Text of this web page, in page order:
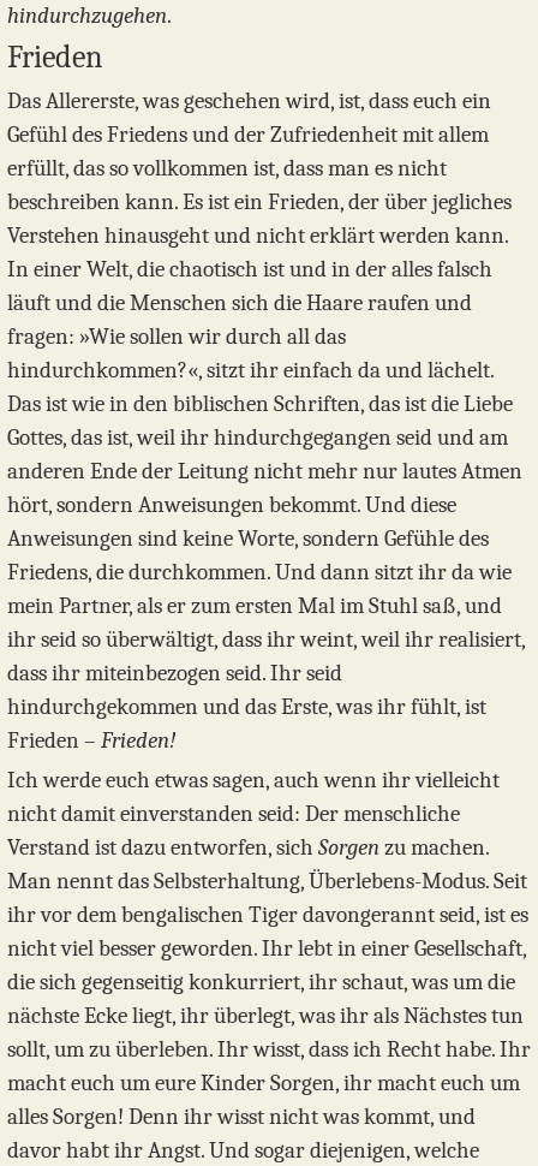
hindurchzugehen.
Frieden
Das Allererste, was geschehen wird, ist, dass euch ein
Gefühl des Friedens und der Zufriedenheit mit allem
erfüllt, das so vollkommen ist, dass man es nicht
beschreiben kann. Es ist ein Frieden, der über jegliches
Verstehen hinausgeht und nicht erklärt werden kann.
In einer Welt, die chaotisch ist und in der alles falsch
läuft und die Menschen sich die Haare raufen und
fragen: »Wie sollen wir durch all das
hindurchkommen?«, sitzt ihr einfach da und lächelt.
Das ist wie in den biblischen Schriften, das ist die Liebe
Gottes, das ist, weil ihr hindurchgegangen seid und am
anderen Ende der Leitung nicht mehr nur lautes Atmen
hört, sondern Anweisungen bekommt. Und diese
Anweisungen sind keine Worte, sondern Gefühle des
Friedens, die durchkommen. Und dann sitzt ihr da wie
mein Partner, als er zum ersten Mal im Stuhl saß, und
ihr seid so überwältigt, dass ihr weint, weil ihr realisiert,
dass ihr miteinbezogen seid. Ihr seid
hindurchgekommen und das Erste, was ihr fühlt, ist
Frieden – Frieden!
Ich werde euch etwas sagen, auch wenn ihr vielleicht
nicht damit einverstanden seid: Der menschliche
Verstand ist dazu entworfen, sich Sorgenzu machen.
Man nennt das Selbsterhaltung, Überlebens-Modus. Seit
ihr vor dem bengalischen Tiger davongerannt seid, ist es
nicht viel besser geworden. Ihr lebt in einer Gesellschaft,
die sich gegenseitig konkurriert, ihr schaut, was um die
nächste Ecke liegt, ihr überlegt, was ihr als Nächstes tun
sollt, um zu überleben. Ihr wisst, dass ich Recht habe. Ihr
macht euch um eure Kinder Sorgen, ihr macht euch um
alles Sorgen! Denn ihr wisst nicht was kommt, und
davor habt ihr Angst. Und sogar diejenigen, welche